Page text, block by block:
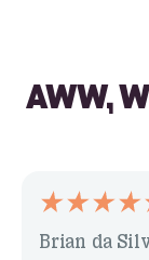
AWW,
Brian da